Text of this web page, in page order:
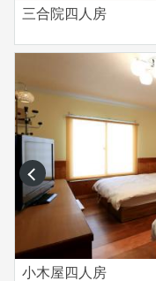
三合院四人房
prev
小木屋四人房